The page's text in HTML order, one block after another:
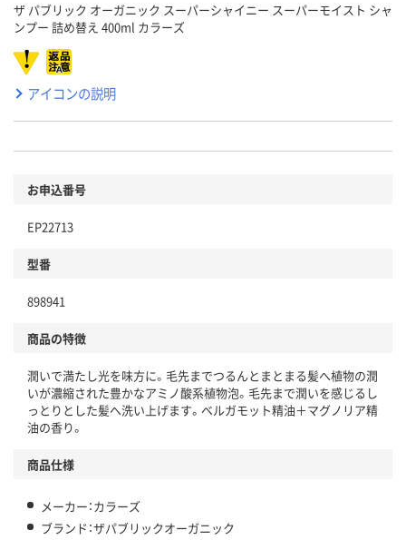
ザ パブリック オーガニック スーパーシャイニー スーパーモイスト シャ
ンプー 詰め替え 400ml カラーズ
アイコンの説明
お申込番号
EP22713
型番
898941
商品の特徴
潤いで満たし光を味方に。毛先までつるんとまとまる髪へ植物の潤
いが濃縮された豊かなアミノ酸系植物泡。毛先まで潤いを感じるし
っとりとした髪へ洗い上げます。ベルガモット精油＋マグノリア精
油の香り。
商品仕様
メーカー：カラーズ
ブランド：ザパブリックオーガニック